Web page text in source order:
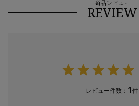
商品レビュー
REVIEW
レビュー件数： 1件